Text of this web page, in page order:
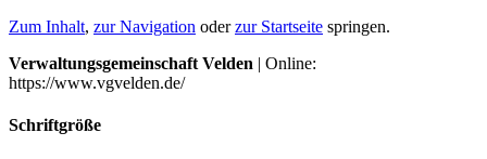
Zum Inhalt, zur Navigation oderzur Startseite springen.
Verwaltungsgemeinschaft Velden | Online:
https://www.vgvelden.de/
Schriftgröße